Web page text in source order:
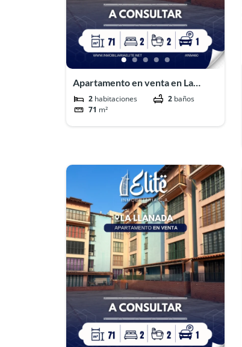
Apartamento en venta en La
Llanada#INM460
2 habitaciones 2 baños
71 m²